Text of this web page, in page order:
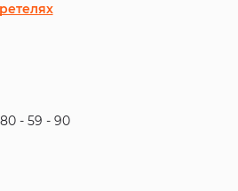
80 - 59 - 90